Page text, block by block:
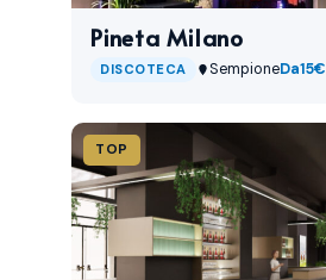
Pineta Milano
DISCOTECA SempioneDa15€
TOP